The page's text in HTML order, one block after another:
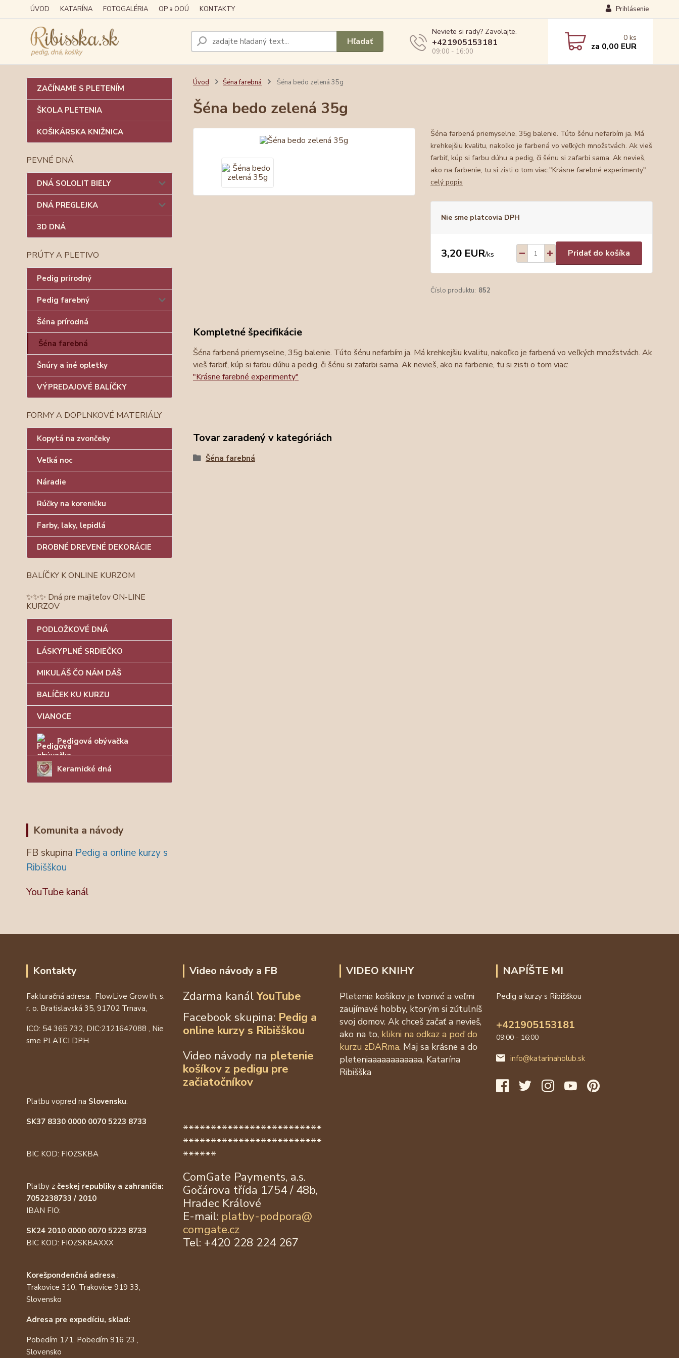
ÚVOD KATARÍNA FOTOGALÉRIA OP a OOÚ KONTAKTY Prihlásenie
Hľadať
Neviete si rady? Zavolajte.
+421905153181
09:00 - 16:00
0 ks
za 0,00 EUR
ZAČÍNAME S PLETENÍM
ŠKOLA PLETENIA
KOŠIKÁRSKA KNIŽNICA
PEVNÉ DNÁ
DNÁ SOLOLIT BIELY
DNÁ PREGLEJKA
3D DNÁ
PRÚTY A PLETIVO
Pedig prírodný
Pedig farebný
Šéna prírodná
Šéna farebná
Šnúry a iné opletky
VÝPREDAJOVÉ BALÍČKY
FORMY A DOPLNKOVÉ MATERIÁLY
Kopytá na zvončeky
Veľká noc
Náradie
Rúčky na koreničku
Farby, laky, lepidlá
DROBNÉ DREVENÉ DEKORÁCIE
BALÍČKY K ONLINE KURZOM
✨✨✨ Dná pre majiteľov ON-LINE
KURZOV
PODLOŽKOVÉ DNÁ
LÁSKYPLNÉ SRDIEČKO
MIKULÁŠ ČO NÁM DÁŠ
BALÍČEK KU KURZU
VIANOCE
Pedigová obývačka
Keramické dná
Komunita a návody
FB skupina Pedig a online kurzy s
Ribišškou
YouTube kanál
Úvod Šéna farebná Šéna bedo zelená 35g
Šéna bedo zelená 35g
Šéna farbená priemyselne, 35g balenie. Túto šénu nefarbím ja. Má
krehkejšiu kvalitu, nakoľko je farbená vo veľkých množstvách. Ak vieš
farbiť, kúp si farbu dúhu a pedig, či šénu si zafarbi sama. Ak nevieš,
ako na farbenie, tu si zisti o tom viac:"Krásne farebné experimenty"
celý popis
Nie sme platcovia DPH
3,20 EUR/ks Pridať do košíka
Číslo produktu: 852
Kompletné špecifikácie
Šéna farbená priemyselne, 35g balenie. Túto šénu nefarbím ja. Má krehkejšiu kvalitu, nakoľko je farbená vo veľkých množstvách. Ak
vieš farbiť, kúp si farbu dúhu a pedig, či šénu si zafarbi sama. Ak nevieš, ako na farbenie, tu si zisti o tom viac:
"Krásne farebné experimenty"
Tovar zaradený v kategóriách
Šéna farebná
Kontakty
Fakturačná adresa: FlowLive Growth, s.
r. o. Bratislavská 35, 91702 Trnava,
ICO: 54 365 732, DIC:2121647088 , Nie
sme PLATCI DPH.
Platbu vopred na Slovensku:
SK37 8330 0000 0070 5223 8733
BIC KOD: FIOZSKBA
Platby z českej republiky a zahraničia:
7052238733 / 2010
IBAN FIO:
SK24 2010 0000 0070 5223 8733
BIC KOD: FIOZSKBAXXX
Korešpondenčná adresa :
Trakovice 310, Trakovice 919 33,
Slovensko
Adresa pre expedíciu, sklad:
Pobedím 171, Pobedím 916 23 ,
Slovensko
Video návody a FB
Zdarma kanálYouTube
Facebook skupina: Pedig a
online kurzy s Ribišškou
Video návody na pletenie
košíkov z pedigu pre
začiatočníkov
*************************
*************************
******
ComGate Payments, a.s.
Gočárova třída 1754 / 48b,
Hradec Králové
E-mail: platby-podpora@
comgate.cz
Tel: +420 228 224 267
VIDEO KNIHY
Pletenie košíkov je tvorivé a veľmi
zaujímavé hobby, ktorým si zútulníš
svoj domov. Ak chceš začať a nevieš,
ako na to, klikni na odkaz a poď do
kurzu zDARma. Maj sa krásne a do
pleteniaaaaaaaaaaaa, Katarína
Ribišška
NAPÍŠTE MI
Pedig a kurzy s Ribišškou
+421905153181
09:00 - 16:00
info@katarinaholub.sk